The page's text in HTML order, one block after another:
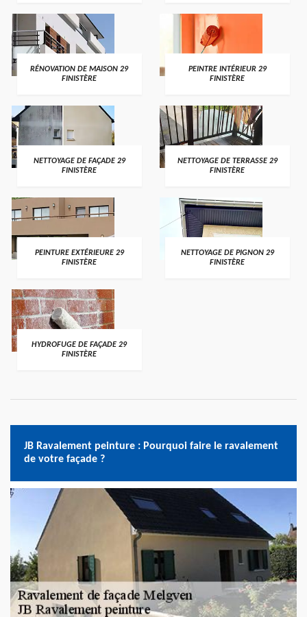
RÉNOVATION DE MAISON 29
FINISTÈRE
PEINTRE INTÉRIEUR 29
FINISTÈRE
NETTOYAGE DE FAÇADE 29
FINISTÈRE
NETTOYAGE DE TERRASSE 29
FINISTÈRE
PEINTURE EXTÉRIEURE 29
FINISTÈRE
NETTOYAGE DE PIGNON 29
FINISTÈRE
HYDROFUGE DE FAÇADE 29
FINISTÈRE
JB Ravalement peinture : Pourquoi faire le ravalement
de votre façade ?